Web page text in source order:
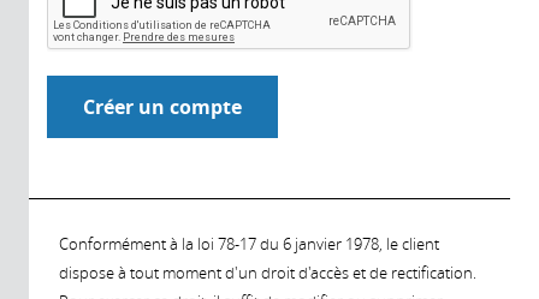
Conformément à la loi 78-17 du 6 janvier 1978, le client
dispose à tout moment d'un droit d'accès et de rectification.